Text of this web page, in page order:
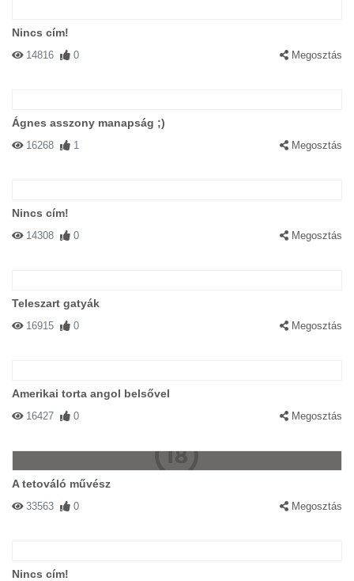
Nincs cím!
14816 0 Megosztás
Ágnes asszony manapság ;)
16268 1 Megosztás
Nincs cím!
14308 0 Megosztás
Teleszart gatyák
16915 0 Megosztás
Amerikai torta angol belsővel
16427 0 Megosztás
A tetováló művész
33563 0 Megosztás
Nincs cím!